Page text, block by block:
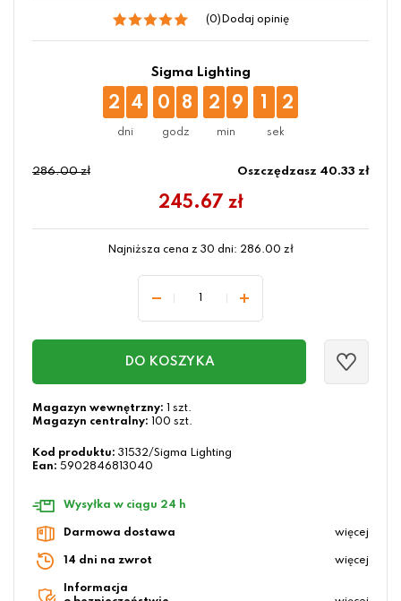
(0) Dodaj opinię
Sigma Lighting
2 4 0 8 2 9 1 1
286.00 zł Oszczędzasz 40.33 zł
245.67 zł
Najniższa cena z 30 dni: 286.00 zł
DO KOSZYKA
Magazyn wewnętrzny: 1 szt.
Magazyn centralny: 100 szt.
Kod produktu: 31532/Sigma Lighting
Ean: 5902846813040
Wysyłka w ciągu 24 h
Darmowa dostawa więcej
14 dni na zwrot więcej
Informacja